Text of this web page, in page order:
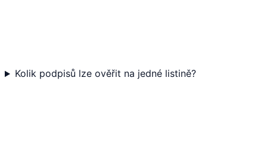
Kolik podpisů lze ověřit na jedné listině?